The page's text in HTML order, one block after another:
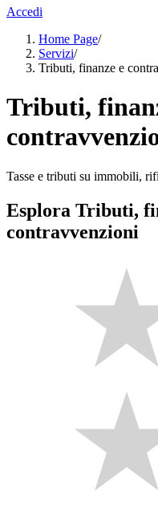
Accedi
Home Page/
Servizi/
Tributi, finanze e
Tributi,
Tasse e tributi su immobili,
Esplora Tributi,
contravvenzioni